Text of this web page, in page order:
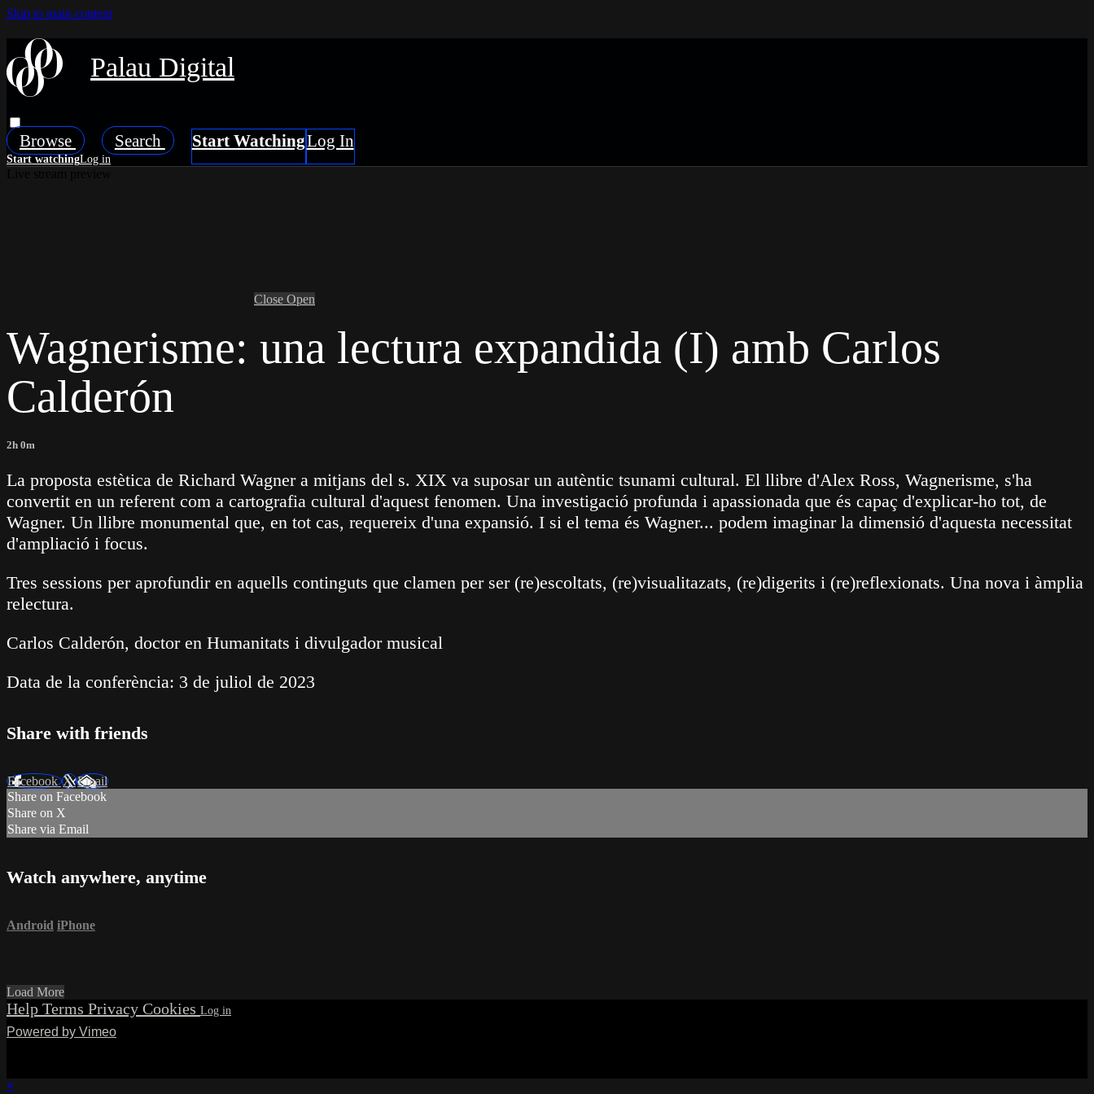
Skip to main content
Palau Digital
Browse Search
Close Open
Wagnerisme: una lectura expandida (I) amb Carlos
Calderón
2h 0m
La proposta estètica de Richard Wagner a mitjans del s. XIX va suposar un autèntic tsunami cultural. El llibre d'Alex Ross, Wagnerisme, s'ha
convertit en un referent com a cartografia cultural d'aquest fenomen. Una investigació profunda i apassionada que és capaç d'explicar-ho tot, de
Wagner. Un llibre monumental que, en tot cas, requereix d'una expansió. I si el tema és Wagner... podem imaginar la dimensió d'aquesta necessitat
d'ampliació i focus.
Tres sessions per aprofundir en aquells continguts que clamen per ser (re)escoltats, (re)visualitazats, (re)digerits i (re)reflexionats. Una nova i àmplia
relectura.
Carlos Calderón, doctor en Humanitats i divulgador musical
Data de la conferència: 3 de juliol de 2023
Share with friends
FacebookXEmail
Share on Facebook
Share on X
Share via Email
Watch anywhere, anytime
Android iPhone
Load More
Help Terms Privacy Cookies
Powered by Vimeo
×